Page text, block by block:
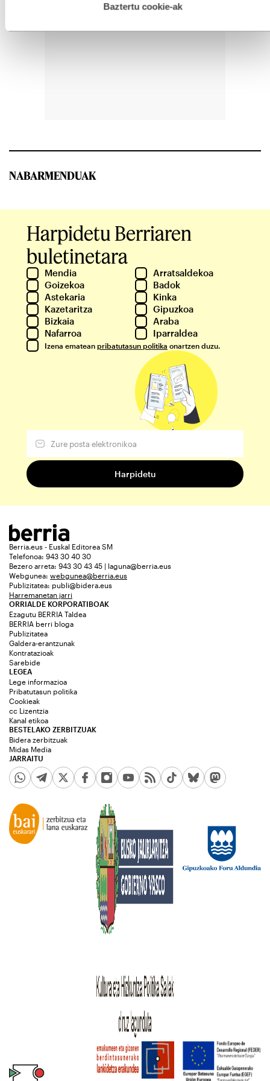
esplizitua ematen diguzu.Gehiago irakurri
Baztertu cookie-ak
NABARMENDUAK
Harpidetu Berriaren
buletinetara
Mendia
Arratsaldekoa
Goizekoa
Badok
Astekaria
Kinka
Kazetaritza
Gipuzkoa
Bizkaia
Araba
Nafarroa
Iparraldea
Izena ematean pribatutasun politika onartzen duzu.
Berria.eus - Euskal Editorea SM
Telefonoa: 943 30 40 30
Bezero arreta: 943 30 43 45 | laguna@berria.eus
Webgunea: webgunea@berria.eus
Publizitatea: publi@bidera.eus
Harremanetan jarri
ORRIALDE KORPORATIBOAK
Ezagutu BERRIA Taldea
BERRIA berri bloga
Publizitatea
Galdera-erantzunak
Kontratazioak
Sarebide
JARRAITU
LEGEA
Lege informazioa
Pribatutasun politika
Cookieak
cc Lizentzia
Kanal etikoa
BESTELAKO ZERBITZUAK
Bidera zerbitzuak
Midas Media